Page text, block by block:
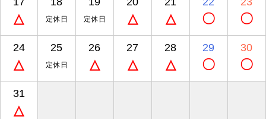
△ 定休日 定休日 △ △ 〇 〇
24
△
25
定休日
26
△
27
△
28
△
29
〇
30
〇
31
△